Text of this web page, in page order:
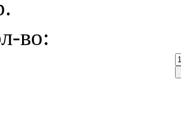
во: